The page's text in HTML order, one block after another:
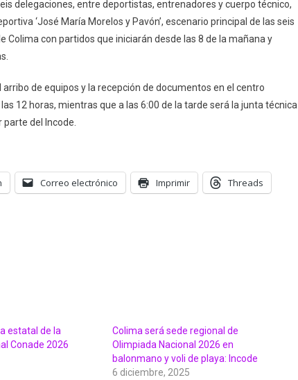
delegaciones, entre deportistas, entrenadores y cuerpo técnico,
‘José María Morelos y Pavón’, escenario principal de las seis
Colima con partidos que iniciarán desde las 8 de la mañana y
de equipos y la recepción de documentos en el centro
12 horas, mientras que a las 6:00 de la tarde será la junta técnica
parte del Incode.
Correo electrónico Imprimir Threads
estatal de la
Conade 2026
Colima será sede regional de
Olimpiada Nacional 2026 en
balonmano y voli de playa: Incode
6 diciembre, 2025